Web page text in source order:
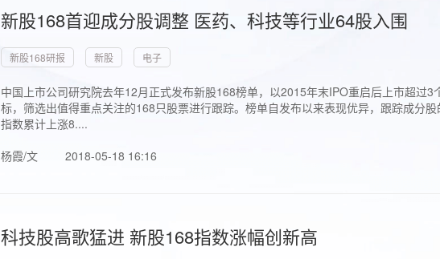
新股168首迎成分股调整 医药、科技等行业64股入围
新股168研报 新股 电子
中国上市公司研究院去年12月正式发布新股168榜单，以2015年末IPO重启后上市超过
标，筛选出值得重点关注的168只股票进行跟踪。榜单自发布以来表现优异，跟踪成分
指数累计上涨8....
杨霞/文
2018-05-18 16:16
科技股高歌猛进 新股168指数涨幅创新高